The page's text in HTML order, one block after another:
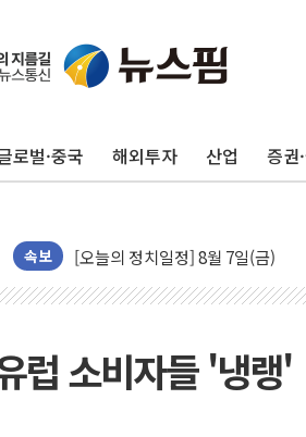
로벌·중국 해외투자 산업 증권
속보
이란, 오만과 호르무즈 해협 재개
[민주 당권주자 일정] 송영길·정
[오늘의 정치일정] 8월 7일(금)
[오늘의 국회일정] 상임위·세미나
유럽증시, 견조한 실적 소화하며
리투아니아 국방 "러, 우크라 드론
럽 소비자들 '냉랭'